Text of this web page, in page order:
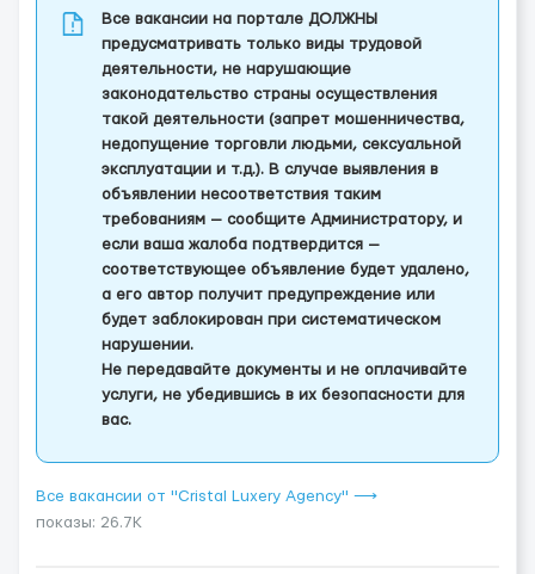
Все вакансии на портале ДОЛЖНЫ
предусматривать только виды трудовой
деятельности, не нарушающие
законодательство страны осуществления
такой деятельности (запрет мошенничества,
недопущение торговли людьми, сексуальной
эксплуатации и т.д.). В случае выявления в
объявлении несоответствия таким
требованиям — сообщите Администратору, и
если ваша жалоба подтвердится —
соответствующее объявление будет удалено,
а его автор получит предупреждение или
будет заблокирован при систематическом
нарушении.
Не передавайте документы и не оплачивайте
услуги, не убедившись в их безопасности для
вас.
Все вакансии от "Cristal Luxery Agency" ⟶
показы: 26.7K